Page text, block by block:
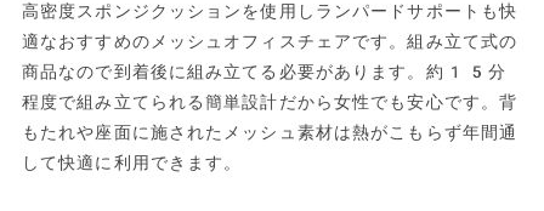
高密度スポンジクッションを使用しランパードサポートも快
適なおすすめのメッシュオフィスチェアです。組み立て式の
商品なので到着後に組み立てる必要があります。約15分
程度で組み立てられる簡単設計だから女性でも安心です。背
もたれや座面に施されたメッシュ素材は熱がこもらず年間通
して快適に利用できます。